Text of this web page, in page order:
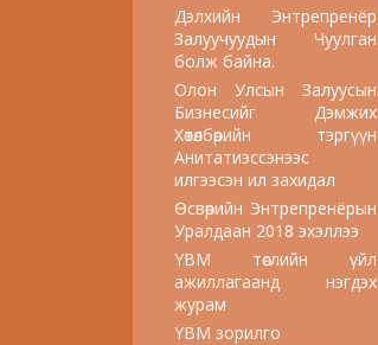
Дэлхийн Энтрепренёр
Залуучуудын Чуулган
болж байна.
Олон Улсын Залуусын
Бизнесийг Дэмжих
Хөтөлбөрийн тэргүүн
Анитатиэссэнээс
илгээсэн ил захидал
Өсвөрийн Энтрепренёрын
Уралдаан 2018 эхэллээ
YBM төслийн үйл
ажиллагаанд нэгдэх
журам
YBM зорилго